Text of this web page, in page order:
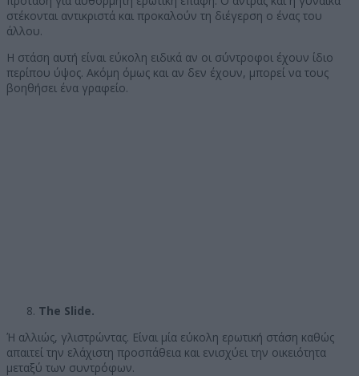
στέκονται αντικριστά και προκαλούν τη διέγερση ο ένας του
άλλου.
Η στάση αυτή είναι εύκολη ειδικά αν οι σύντροφοι έχουν ίδιο
περίπου ύψος. Ακόμη όμως και αν δεν έχουν, μπορεί να τους
βοηθήσει ένα γραφείο.
The Slide.
Ή αλλιώς, γλιστρώντας. Είναι μία εύκολη ερωτική στάση καθώς
απαιτεί την ελάχιστη προσπάθεια και ενισχύει την οικειότητα
μεταξύ των συντρόφων.